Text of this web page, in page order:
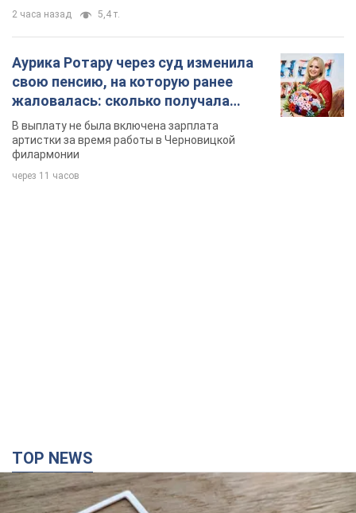
2 часа назад 5,4 т.
Аурика Ротару через суд изменила
свою пенсию, на которую ранее
жаловалась: сколько получала
певица
В выплату не была включена зарплата
артистки за время работы в Черновицкой
филармонии
через 11 часов
TOP NEWS